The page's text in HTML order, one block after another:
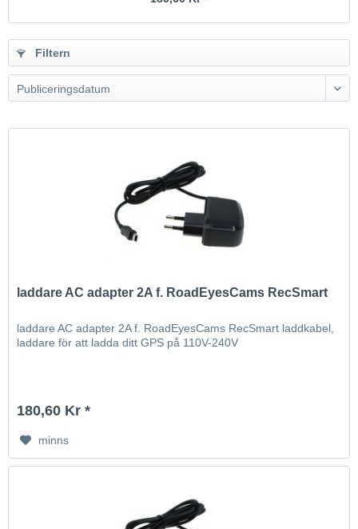
Filtern
Publiceringsdatum
laddare AC adapter 2A f. RoadEyesCams RecSmart
laddare AC adapter 2A f. RoadEyesCams RecSmart laddkabel,
laddare för att ladda ditt GPS på 110V-240V
180,60 Kr *
minns